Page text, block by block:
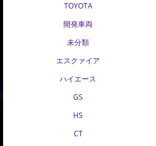
TOYOTA
開発車両
未分類
エスクァイア
ハイエース
GS
HS
CT